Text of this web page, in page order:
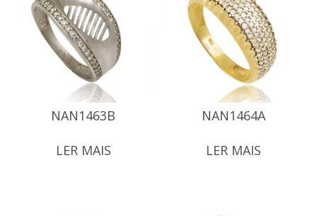
NAN1463B
LER MAIS
NAN1464A
LER MAIS